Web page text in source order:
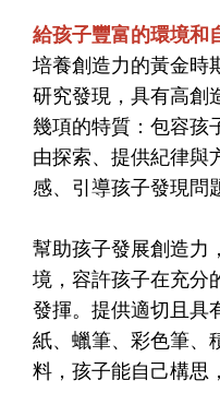
給孩子豐富的環境和
培養創造力的黃金時
研究發現，具有高創
幾項的特質：包容孩
由探索、提供紀律與
感、引導孩子發現問
幫助孩子發展創造力
境，容許孩子在充分
發揮。提供適切且具
紙、蠟筆、彩色筆、
料，孩子能自己構思